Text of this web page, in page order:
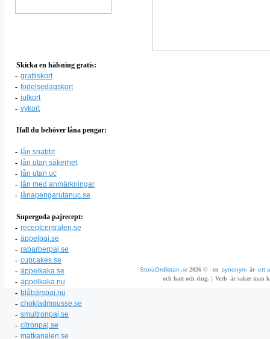
Skicka en hälsning gratis:
- grattiskort
- födelsedagskort
- julkort
- vykort
Ifall du behöver låna pengar:
- lån snabbt
- lån utan säkerhet
- lån utan uc
- lån med anmärkningar
- lånapengarutanuc.se
Supergoda pajrecept:
- receptcentralen.se
- äppelpaj.se
- rabarberpaj.se
- cupcakes.se
- äppelkaka.se
- äppelkaka.nu
- blåbärspaj.nu
- chokladmousse.se
- smultronpaj.se
- citronpaj.se
- matkanalen.se
StoraOrdlistan .se 2026 © - en synonym är ett
och hatt och ring. | Verb är saker man